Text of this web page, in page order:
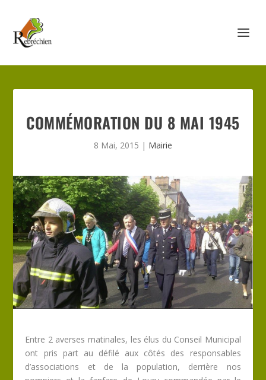
COMMÉMORATION DU 8 MAI 1945
8 Mai, 2015 | Mairie
Entre 2 averses matinales, les élus du Conseil Municipal
ont pris part au défilé aux côtés des responsables
d’associations et de la population, derrière nos